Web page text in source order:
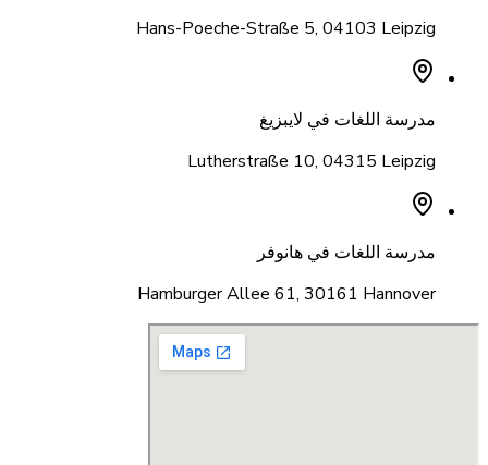
Hans-Poeche-Straße 5, 04103 Leipzig
مدرسة اللغات في لايبزيغ
Lutherstraße 10, 04315 Leipzig
مدرسة اللغات في هانوفر
Hamburger Allee 61, 30161 Hannover